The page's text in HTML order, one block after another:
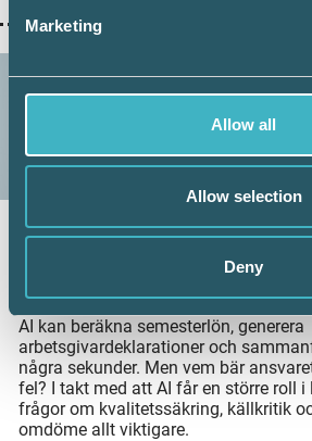
Marketing
Allow all
Allow selection
Deny
AI kan effektivisera
ansvarar när något blir fel?
16 juni 2026
AI kan beräkna semesterlön, generera
arbetsgivardeklarationer och
några sekunder. Men vem bär
fel? I takt med att AI får en större roll i
frågor om kvalitetssäkring, källkritik
omdöme allt viktigare.